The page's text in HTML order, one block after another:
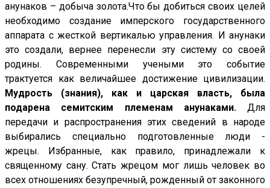
анунаков – добыча золота.Что бы добиться своих целей
необходимо создание имперского государственного
аппарата с жесткой вертикалью управления. И анунаки
это создали, вернее перенесли эту систему со своей
родины. Современными учеными это событие
трактуется как величайшее достижение цивилизации.
Мудрость (знания), как и царская власть, была
подарена семитским племенам анунаками.Для
передачи и распространения этих сведений в народе
выбирались специально подготовленные люди -
жрецы. Избранные, как правило, принадлежали к
священному сану. Стать жрецом мог лишь человек во
всех отношениях безупречный, рожденный от законного